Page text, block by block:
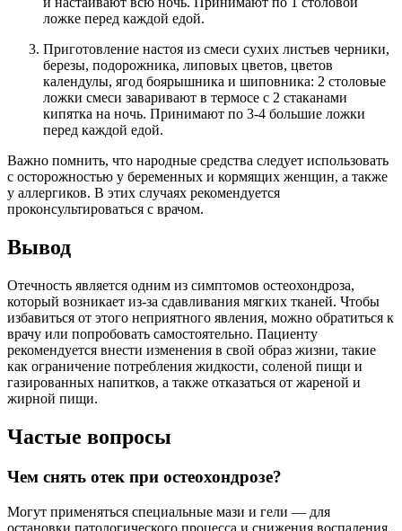
ложке перед каждой едой.
Приготовление настоя из смеси сухих листьев черники,
березы, подорожника, липовых цветов, цветов
календулы, ягод боярышника и шиповника: 2 столовые
ложки смеси заваривают в термосе с 2 стаканами
кипятка на ночь. Принимают по 3-4 большие ложки
перед каждой едой.
Важно помнить, что народные средства следует использовать
с осторожностью у беременных и кормящих женщин, а также
у аллергиков. В этих случаях рекомендуется
проконсультироваться с врачом.
Вывод
Отечность является одним из симптомов остеохондроза,
который возникает из-за сдавливания мягких тканей. Чтобы
избавиться от этого неприятного явления, можно обратиться к
врачу или попробовать самостоятельно. Пациенту
рекомендуется внести изменения в свой образ жизни, такие
как ограничение потребления жидкости, соленой пищи и
газированных напитков, а также отказаться от жареной и
жирной пищи.
Частые вопросы
Чем снять отек при остеохондрозе?
Могут применяться специальные мази и гели — для
остановки патологического процесса и снижения воспаления,